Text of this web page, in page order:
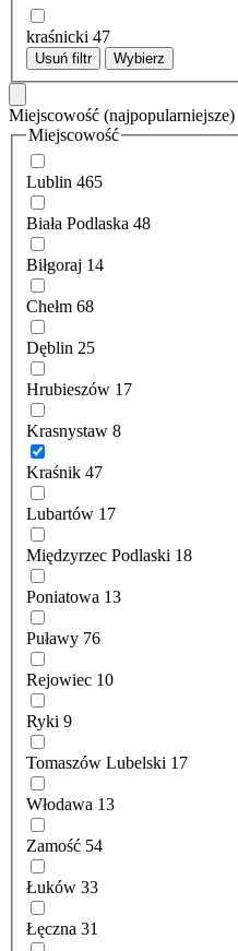
kraśnicki 47
Usuń filtr Wybierz
Miejscowość (najpopularniejsze)
Miejscowość
Lublin 465
Biała Podlaska 48
Biłgoraj 14
Chełm 68
Dęblin 25
Hrubieszów 17
Krasnystaw 8
Kraśnik 47
Lubartów 17
Międzyrzec Podlaski 18
Poniatowa 13
Puławy 76
Rejowiec 10
Ryki 9
Tomaszów Lubelski 17
Włodawa 13
Zamość 54
Łuków 33
Łęczna 31